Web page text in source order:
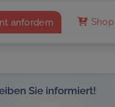
anfordern Shop
Sie informiert!